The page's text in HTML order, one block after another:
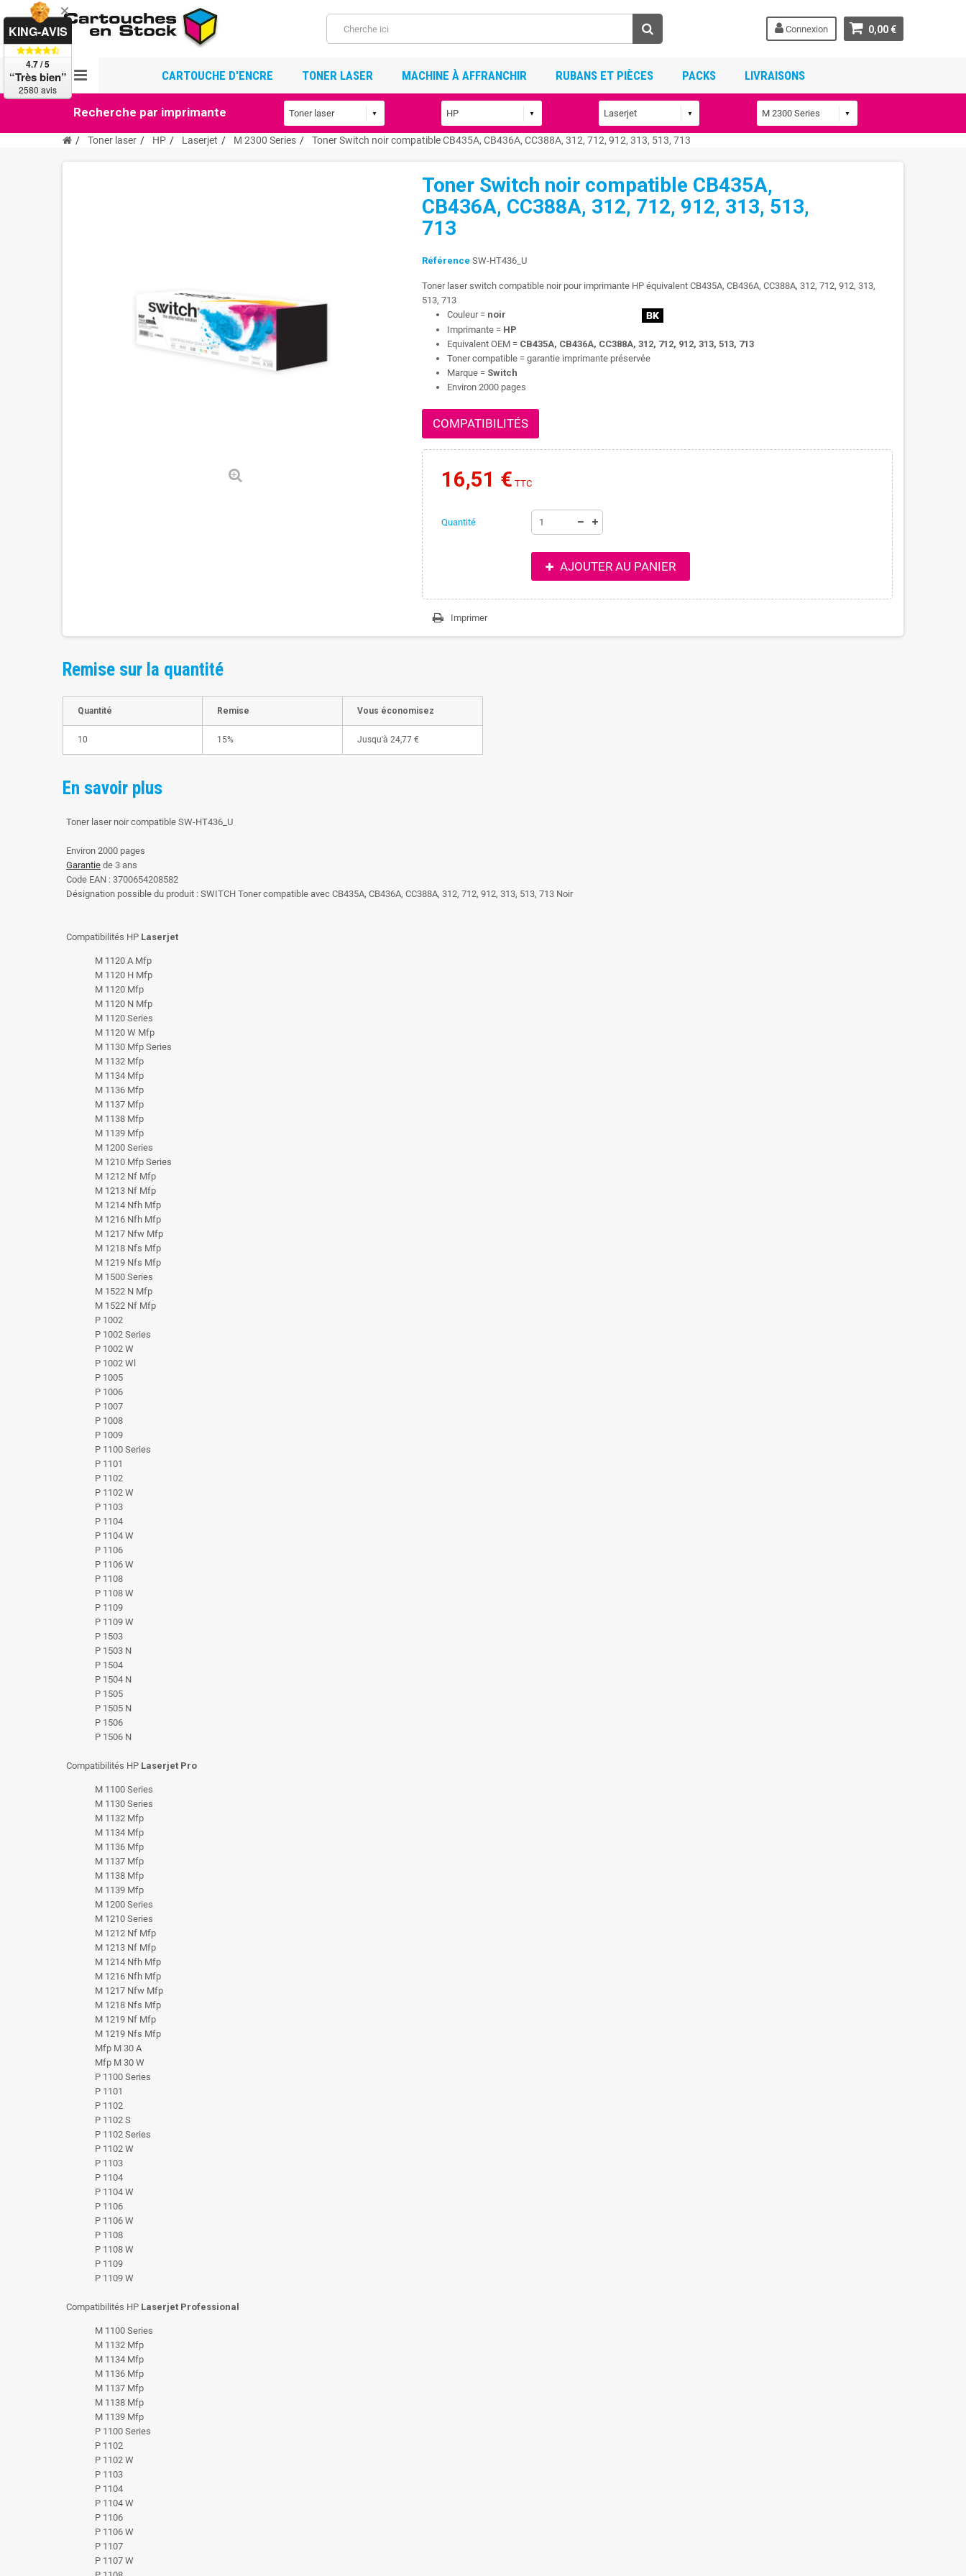
0,00 €
Connexion
CARTOUCHE D'ENCRE TONER LASER MACHINE À AFFRANCHIR RUBANS ET PIÈCES PACKS LIVRAISONS
Recherche par imprimante
Toner laser HP Laserjet M 2300 Series Toner Switch noir compatible CB435A, CB436A, CC388A, 312, 712, 912, 313, 513, 713
Toner Switch noir compatible CB435A,
CB436A, CC388A, 312, 712, 912, 313, 513,
713
Référence SW-HT436_U
Toner laser switch compatible noir pour imprimante HP équivalent CB435A, CB436A, CC388A, 312, 712, 912, 313,
513, 713
Couleur = noir
Imprimante = HP
Equivalent OEM = CB435A, CB436A, CC388A, 312, 712, 912, 313, 513, 713
Toner compatible = garantie imprimante préservée
Marque = Switch
Environ 2000 pages
COMPATIBILITÉS
16,51 € TTC
Quantité
AJOUTER AU PANIER
Imprimer
Remise sur la quantité
Quantité Remise Vous économisez
10 15% Jusqu'à 24,77 €
En savoir plus
Toner laser noir compatible SW-HT436_U
Environ 2000 pages
Garantie de 3 ans
Code EAN : 3700654208582
Désignation possible du produit : SWITCH Toner compatible avec CB435A, CB436A, CC388A, 312, 712, 912, 313, 513, 713 Noir
Compatibilités HP Laserjet
M 1120 A Mfp
M 1120 H Mfp
M 1120 Mfp
M 1120 N Mfp
M 1120 Series
M 1120 W Mfp
M 1130 Mfp Series
M 1132 Mfp
M 1134 Mfp
M 1136 Mfp
M 1137 Mfp
M 1138 Mfp
M 1139 Mfp
M 1200 Series
M 1210 Mfp Series
M 1212 Nf Mfp
M 1213 Nf Mfp
M 1214 Nfh Mfp
M 1216 Nfh Mfp
M 1217 Nfw Mfp
M 1218 Nfs Mfp
M 1219 Nfs Mfp
M 1500 Series
M 1522 N Mfp
M 1522 Nf Mfp
P 1002
P 1002 Series
P 1002 W
P 1002 Wl
P 1005
P 1006
P 1007
P 1008
P 1009
P 1100 Series
P 1101
P 1102
P 1102 W
P 1103
P 1104
P 1104 W
P 1106
P 1106 W
P 1108
P 1108 W
P 1109
P 1109 W
P 1503
P 1503 N
P 1504
P 1504 N
P 1505
P 1505 N
P 1506
P 1506 N
Compatibilités HP Laserjet Pro
M 1100 Series
M 1130 Series
M 1132 Mfp
M 1134 Mfp
M 1136 Mfp
M 1137 Mfp
M 1138 Mfp
M 1139 Mfp
M 1200 Series
M 1210 Series
M 1212 Nf Mfp
M 1213 Nf Mfp
M 1214 Nfh Mfp
M 1216 Nfh Mfp
M 1217 Nfw Mfp
M 1218 Nfs Mfp
M 1219 Nf Mfp
M 1219 Nfs Mfp
Mfp M 30 A
Mfp M 30 W
P 1100 Series
P 1101
P 1102
P 1102 S
P 1102 Series
P 1102 W
P 1103
P 1104
P 1104 W
P 1106
P 1106 W
P 1108
P 1108 W
P 1109
P 1109 W
Compatibilités HP Laserjet Professional
M 1100 Series
M 1132 Mfp
M 1134 Mfp
M 1136 Mfp
M 1137 Mfp
M 1138 Mfp
M 1139 Mfp
P 1100 Series
P 1102
P 1102 W
P 1103
P 1104
P 1104 W
P 1106
P 1106 W
P 1107
P 1107 W
KING-AVIS
4.7 / 5
“Très bien”
2580 avis